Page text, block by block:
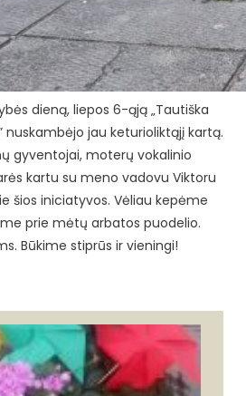
dieną, liepos 6-ąją „Tautiška
nuskambėjo jau keturioliktąjį kartą.
gyventojai, moterų vokalinio
kartu su meno vadovu Viktoru
šios iniciatyvos. Vėliau kepėme
prie mėtų arbatos puodelio.
Būkime stiprūs ir vieningi!